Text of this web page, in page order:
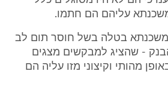
עליהם הם חתמו.
בטלה בשל חוסר תום לב
- שהציג למבקשים מצגים
מהותי וקיצוני מזו עליה הם